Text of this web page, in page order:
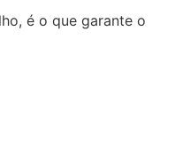
é o que garante o